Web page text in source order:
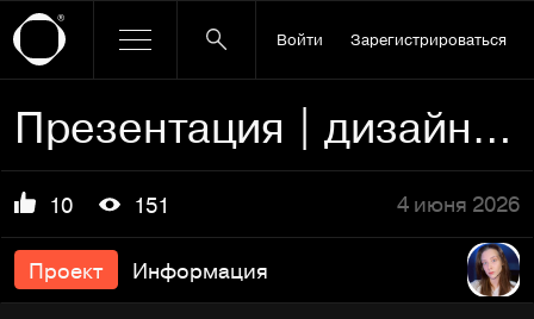
Войти Зарегистрироваться
Презентация | дизайн презентации | presentation
10 151 4 июня 2026
Проект Информация